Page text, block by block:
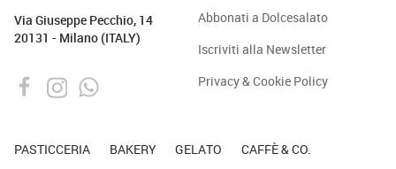
Via Giuseppe Pecchio, 14
20131 - Milano (ITALY)
Abbonati a Dolcesalato
Iscriviti alla Newsletter
Privacy & Cookie Policy
PASTICCERIA BAKERY GELATO CAFFÈ & CO.